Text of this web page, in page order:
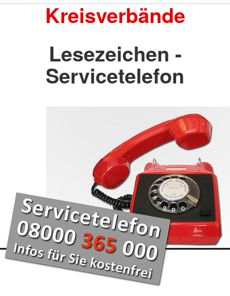
Kreisverbände
Lesezeichen -
Servicetelefon